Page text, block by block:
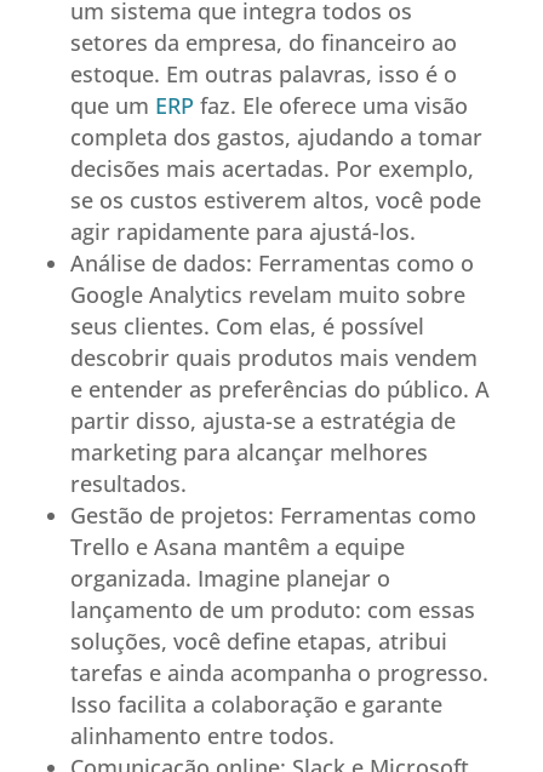
um sistema que integra todos os
setores da empresa, do financeiro ao
estoque. Em outras palavras, isso é o
que um ERP faz. Ele oferece uma visão
completa dos gastos, ajudando a tomar
decisões mais acertadas. Por exemplo,
se os custos estiverem altos, você pode
agir rapidamente para ajustá-los.
Análise de dados: Ferramentas como o
Google Analytics revelam muito sobre
seus clientes. Com elas, é possível
descobrir quais produtos mais vendem
e entender as preferências do público. A
partir disso, ajusta-se a estratégia de
marketing para alcançar melhores
resultados.
Gestão de projetos: Ferramentas como
Trello e Asana mantêm a equipe
organizada. Imagine planejar o
lançamento de um produto: com essas
soluções, você define etapas, atribui
tarefas e ainda acompanha o progresso.
Isso facilita a colaboração e garante
alinhamento entre todos.